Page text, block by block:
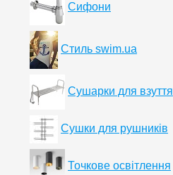
Сифони
Стиль swim.ua
Сушарки для взуття
Сушки для рушників
Точкове освітлення